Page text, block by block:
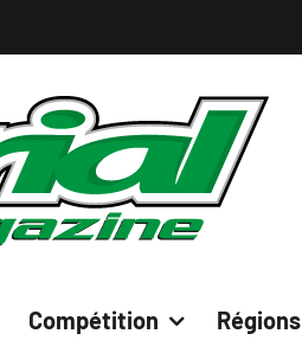
Compétition Régions